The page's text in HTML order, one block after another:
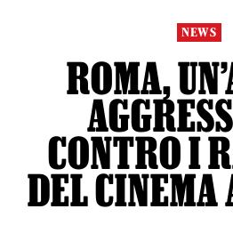
NEWS
ROMA,
CONTRO I
DEL CINEMA